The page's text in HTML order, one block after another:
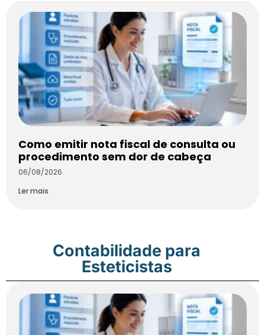
Como emitir nota fiscal de consulta ou
procedimento sem dor de cabeça
06/08/2026
Ler mais
Contabilidade para
Esteticistas